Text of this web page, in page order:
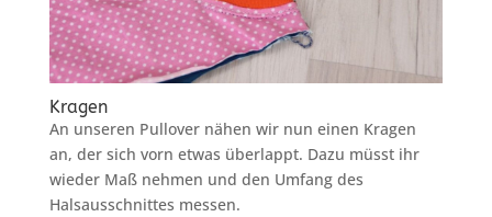
Kragen
An unseren Pullover nähen wir nun einen Kragen
an, der sich vorn etwas überlappt. Dazu müsst ihr
wieder Maß nehmen und den Umfang des
Halsausschnittes messen.